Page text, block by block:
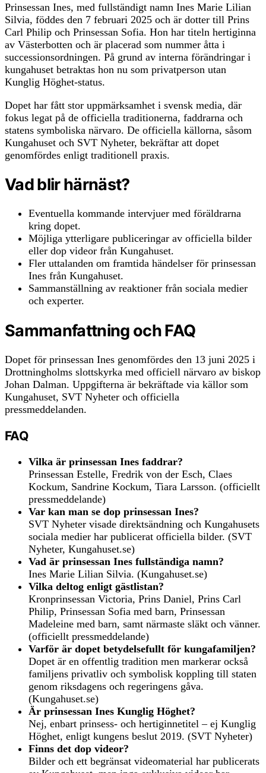
Prinsessan Ines, med fullständigt namn Ines Marie Lilian
Silvia, föddes den 7 februari 2025 och är dotter till Prins
Carl Philip och Prinsessan Sofia. Hon har titeln hertiginna
av Västerbotten och är placerad som nummer åtta i
successionsordningen. På grund av interna förändringar i
kungahuset betraktas hon nu som privatperson utan
Kunglig Höghet-status.
Dopet har fått stor uppmärksamhet i svensk media, där
fokus legat på de officiella traditionerna, faddrarna och
statens symboliska närvaro. De officiella källorna, såsom
Kungahuset och SVT Nyheter, bekräftar att dopet
genomfördes enligt traditionell praxis.
Vad blir härnäst?
Eventuella kommande intervjuer med föräldrarna
kring dopet.
Möjliga ytterligare publiceringar av officiella bilder
eller dop videor från Kungahuset.
Fler uttalanden om framtida händelser för prinsessan
Ines från Kungahuset.
Sammanställning av reaktioner från sociala medier
och experter.
Sammanfattning och FAQ
Dopet för prinsessan Ines genomfördes den 13 juni 2025 i
Drottningholms slottskyrka med officiell närvaro av biskop
Johan Dalman. Uppgifterna är bekräftade via källor som
Kungahuset, SVT Nyheter och officiella
pressmeddelanden.
FAQ
Vilka är prinsessan Ines faddrar?
Prinsessan Estelle, Fredrik von der Esch, Claes
Kockum, Sandrine Kockum, Tiara Larsson. (officiellt
pressmeddelande)
Var kan man se dop prinsessan Ines?
SVT Nyheter visade direktsändning och Kungahusets
sociala medier har publicerat officiella bilder. (SVT
Nyheter, Kungahuset.se)
Vad är prinsessan Ines fullständiga namn?
Ines Marie Lilian Silvia. (Kungahuset.se)
Vilka deltog enligt gästlistan?
Kronprinsessan Victoria, Prins Daniel, Prins Carl
Philip, Prinsessan Sofia med barn, Prinsessan
Madeleine med barn, samt närmaste släkt och vänner.
(officiellt pressmeddelande)
Varför är dopet betydelsefullt för kungafamiljen?
Dopet är en offentlig tradition men markerar också
familjens privatliv och symbolisk koppling till staten
genom riksdagens och regeringens gåva.
(Kungahuset.se)
Är prinsessan Ines Kunglig Höghet?
Nej, enbart prinsess- och hertiginnetitel – ej Kunglig
Höghet, enligt kungens beslut 2019. (SVT Nyheter)
Finns det dop videor?
Bilder och ett begränsat videomaterial har publicerats